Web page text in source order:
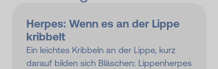
Herpes: Wenn es an der Lippe
kribbelt
Ein leichtes Kribbeln an der Lippe, kurz
darauf bilden sich Bläschen: Lippenherpes